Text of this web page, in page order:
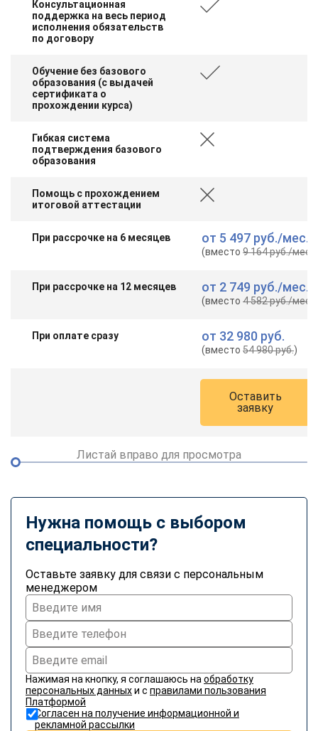
Консультационная
поддержка на весь период
исполнения обязательств
по договору
Обучение без базового
образования (с выдачей
сертификата о
прохождении курса)
Гибкая система
подтверждения базового
образования
Помощь с прохождением
итоговой аттестации
При рассрочке на 6 месяцев от 5 497 руб./мес.
(вместо9 164 руб./мес.
При рассрочке на 12 месяцев от 2 749 руб./мес.
(вместо4 582 руб./мес.
При оплате сразу от 32 980 руб.
(вместо54 980 руб.)
Оставить
заявку
Листай вправо для просмотра
Нужна помощь с выбором
специальности?
Оставьте заявку для связи с персональным
менеджером
Нажимая на кнопку, я соглашаюсь на обработку
персональных данныхи с правилами пользования
Платформой
Согласен на получение информационной и
рекламной рассылки